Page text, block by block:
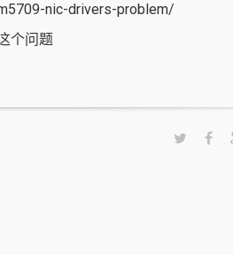
nic-drivers-problem/
个问题